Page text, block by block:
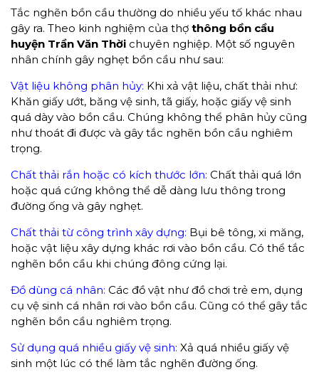
Tắc nghẽn bồn cầu thường do nhiều yếu tố khác nhau
gây ra. Theo kinh nghiệm của thợ thông bồn cầu
huyện Trần Văn Thời chuyên nghiệp. Một số nguyên
nhân chính gây nghẹt bồn cầu như sau:
Vật liệu không phân hủy: Khi xả vật liệu, chất thải như:
Khăn giấy ướt, băng vệ sinh, tã giấy, hoặc giấy vệ sinh
quá dày vào bồn cầu. Chúng không thể phân hủy cũng
như thoát đi được và gây tắc nghẽn bồn cầu nghiêm
trọng.
Chất thải rắn hoặc có kích thước lớn: Chất thải quá lớn
hoặc quá cứng không thể dễ dàng lưu thông trong
đường ống và gây nghẹt.
Chất thải từ công trình xây dựng: Bụi bê tông, xi măng,
hoặc vật liệu xây dựng khác rơi vào bồn cầu. Có thể tắc
nghẽn bồn cầu khi chúng đông cứng lại.
Đồ dùng cá nhân: Các đồ vật như đồ chơi trẻ em, dụng
cụ vệ sinh cá nhân rơi vào bồn cầu. Cũng có thể gây tắc
nghẽn bồn cầu nghiêm trọng.
Sử dụng quá nhiều giấy vệ sinh: Xả quá nhiều giấy vệ
sinh một lúc có thể làm tắc nghẽn đường ống.